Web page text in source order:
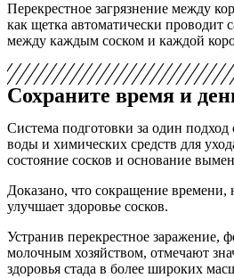
Перекрестное загрязнение между
как щетка автоматически проводит
между каждым соском и каждой
Сохраните время и
Система подготовки за один подход
воды и химических средств для
состояние сосков и основание
Доказано, что сокращение времени,
улучшает здоровье сосков.
Устранив перекрестное заражение,
молочным хозяйством, отмечают
здоровья стада в более широких